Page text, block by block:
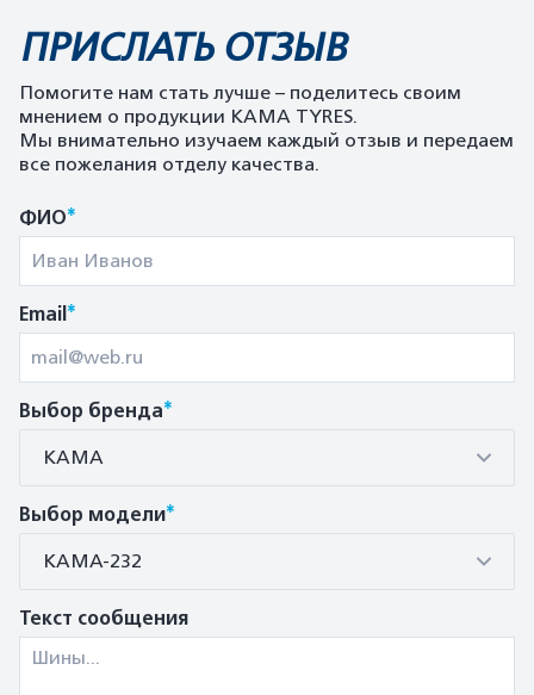
ПРИСЛАТЬ ОТЗЫВ
Помогите нам стать лучше – поделитесь своим
мнением о продукции KAMA TYRES.
Мы внимательно изучаем каждый отзыв и передаем
все пожелания отделу качества.
ФИО*
Email*
Выбор бренда*
КАМА
Выбор модели*
КАМА-232
Текст сообщения